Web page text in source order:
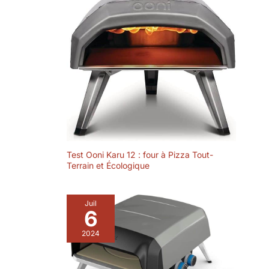
chauffe, il assure
robustesse et
fiabilité pour toutes
vos soirées pizza
Test Ooni Karu 12 : four à Pizza Tout-
Terrain et Écologique
Juil
6
2024